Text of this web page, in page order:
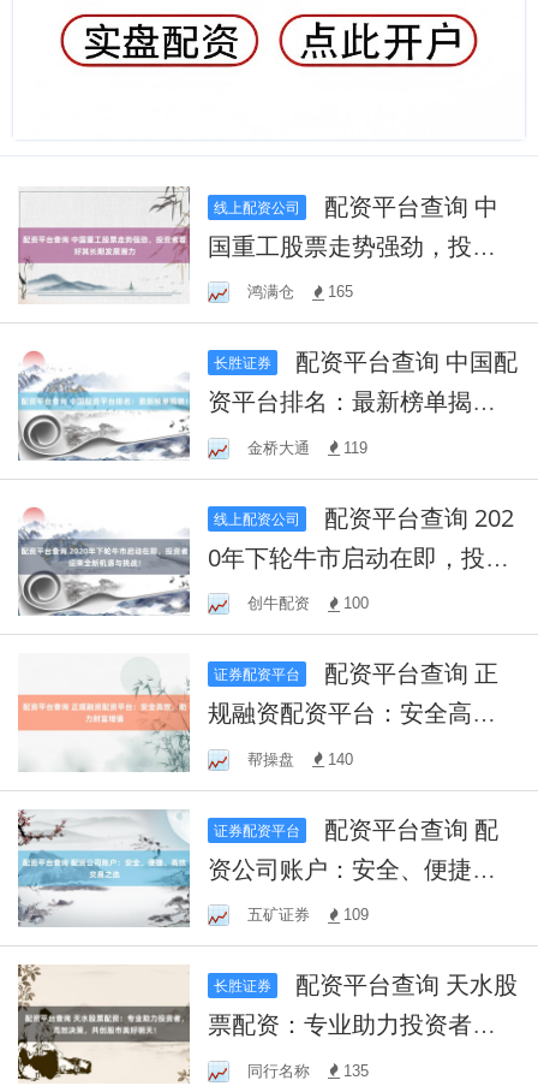
线上配资公司
国重工股票走势强劲，投资
者看好其长期发展潜力
鸿满仓 165
长胜证券
资平台排名：最新榜单揭
晓！金桥大通 119
线上配资公司
0年下轮牛市启动在即，投资
者迎来全新机遇与挑战！
创牛配资 100
证券配资平台
规融资配资平台：安全高
效，助力财富增值
帮操盘 140
证券配资平台
资公司账户：安全、便捷、
高效交易之选
五矿证券 109
长胜证券
票配资：专业助力投资者，
高效决策，共创股市美好明
同行名称 135